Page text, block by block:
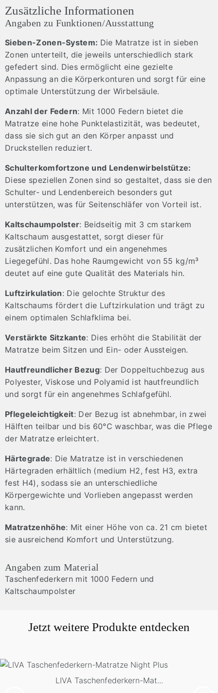
Zusätzliche Informationen
Angaben zu Funktionen/Ausstattung
Sieben-Zonen-System: Die Matratze ist in sieben
Zonen unterteilt, die jeweils unterschiedlich stark
gefedert sind. Dies ermöglicht eine gezielte
Anpassung an die Körperkonturen und sorgt für eine
optimale Unterstützung der Wirbelsäule.
Anzahl der Federn: Mit 1000 Federn bietet die
Matratze eine hohe Punktelastizität, was bedeutet,
dass sie sich gut an den Körper anpasst und
Druckstellen reduziert.
Schulterkomfortzone und Lendenwirbelstütze:
Diese speziellen Zonen sind so gestaltet, dass sie den
Schulter- und Lendenbereich besonders gut
unterstützen, was für Seitenschläfer von Vorteil ist.
Kaltschaumpolster: Beidseitig mit 3 cm starkem
Kaltschaum ausgestattet, sorgt dieser für
zusätzlichen Komfort und ein angenehmes
Liegegefühl. Das hohe Raumgewicht von 55 kg/m³
deutet auf eine gute Qualität des Materials hin.
Luftzirkulation: Die gelochte Struktur des
Kaltschaums fördert die Luftzirkulation und trägt zu
einem optimalen Schlafklima bei.
Verstärkte Sitzkante: Dies erhöht die Stabilität der
Matratze beim Sitzen und Ein- oder Aussteigen.
Hautfreundlicher Bezug: Der Doppeltuchbezug aus
Polyester, Viskose und Polyamid ist hautfreundlich
und sorgt für ein angenehmes Schlafgefühl.
Pflegeleichtigkeit: Der Bezug ist abnehmbar, in zwei
Hälften teilbar und bis 60°C waschbar, was die Pflege
der Matratze erleichtert.
Härtegrade: Die Matratze ist in verschiedenen
Härtegraden erhältlich (medium H2, fest H3, extra
fest H4), sodass sie an unterschiedliche
Körpergewichte und Vorlieben angepasst werden
kann.
Matratzenhöhe: Mit einer Höhe von ca. 21 cm bietet
sie ausreichend Komfort und Unterstützung.
Angaben zum Material
Taschenfederkern mit 1000 Federn und
Kaltschaumpolster
Jetzt weitere Produkte entdecken
LIVA Taschenfederkern-Mat...